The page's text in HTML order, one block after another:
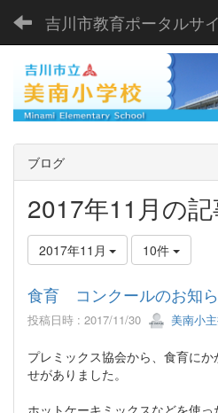
吉川市教育ポータルサ
ブログ
2017年11月の
2017年11月 10件
食育 コンクールのお知
投稿日時 : 2017/11/30 美南小
プレミックス協会から、食育に
せがありました。